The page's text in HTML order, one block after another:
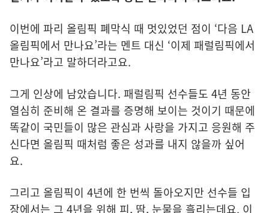
이번에 파리 올림픽 폐막식 때 멋있었던 점이 ‘다음 LA
올림픽에서 만나요’라는 멘트 대신 ‘이제 패럴림픽에서
만나요’라고 말하더라고요.
그게 인상에 남았습니다. 패럴림픽 선수들도 4년 동안
열심히 준비해 온 결과를 증명해 보이는 것이기 때문에
똑같이 국민들이 많은 관심과 사랑을 가지고 응원해 주
신다면 올림픽 때처럼 좋은 성과를 내지 않을까 싶어
요.
그리고 올림픽이 4년에 한 번씩 돌아오지만 선수들 입
장에서는 그 4년을 위해 피, 땀, 눈물을 흘리는데요. 이